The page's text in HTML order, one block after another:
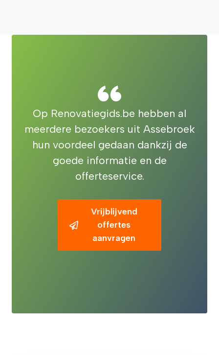
Op Renovatiegids.be hebben al
meerdere bezoekers uit Assebroek
hun voordeel gedaan dankzij de
goede informatie en de
offerteservice.
Vrijblijvend
offertes
aanvragen